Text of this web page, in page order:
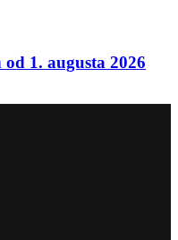
1. augusta 2026